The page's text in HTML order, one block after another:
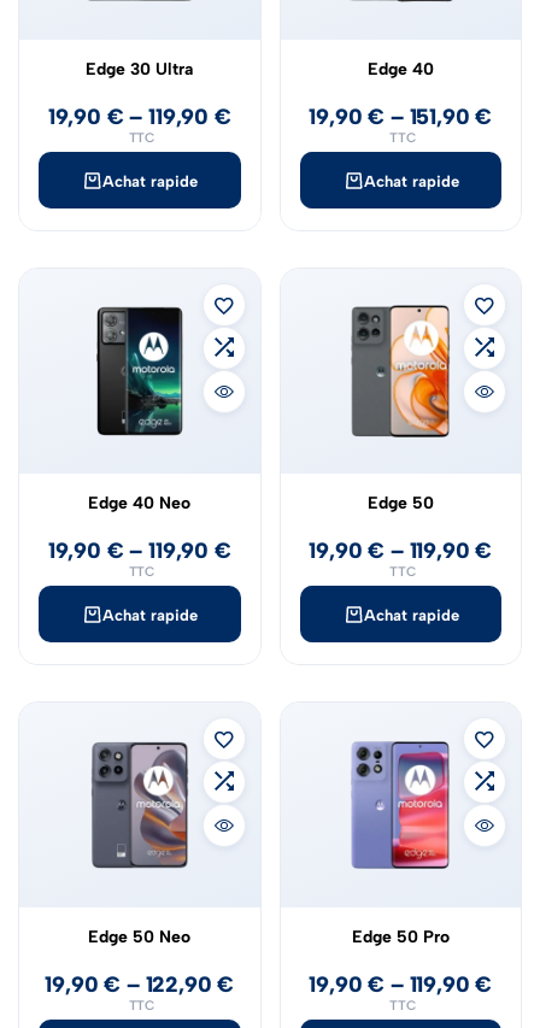
Achat rapide
Edge 30 Ultra
19,90 € –119,90 €
TTC
Achat rapide
Edge 40
19,90€ – 151,90€
TTC
Achat rapide
Edge 40 Neo
19,90 € –119,90 €
TTC
Achat rapide
Edge 50
19,90€ – 119,90€
TTC
Edge 50 Neo
19,90€ – 122,90€
TTC
Edge 50 Pro
19,90€ – 119,90€
TTC